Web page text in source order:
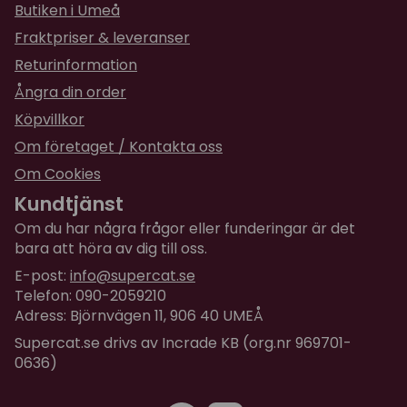
tranbär (0,0008 %), blåbär (0,0008 %), hallon
(0,0008 %).
Omsättningsbar energi:
0,25%, Omega 6: 2,30%
Analytiska beståndsdelar:
Råprotein 39,0 %
Fettinnehåll 14,0 %
Växttråd 7,8 %
Råaska 4,0 %
Vattenhalt 10,0 %
Kalcium 0,8 %
Fosfor 0,7 %
Natrium 0,9 %
Magnesium 0,04 %
Butiken i Umeå
Fraktpriser & leveranser
Returinformation
Ångra din order
Köpvillkor
Om företaget / Kontakta oss
Om Cookies
Kundtjänst
Om du har några frågor eller funderingar är det
bara att höra av dig till oss.
E-post: info@supercat.se
Telefon: 090-2059210
Adress: Björnvägen 11, 906 40 UMEÅ
Supercat.se drivs av Incrade KB (org.nr 969701-
0636)